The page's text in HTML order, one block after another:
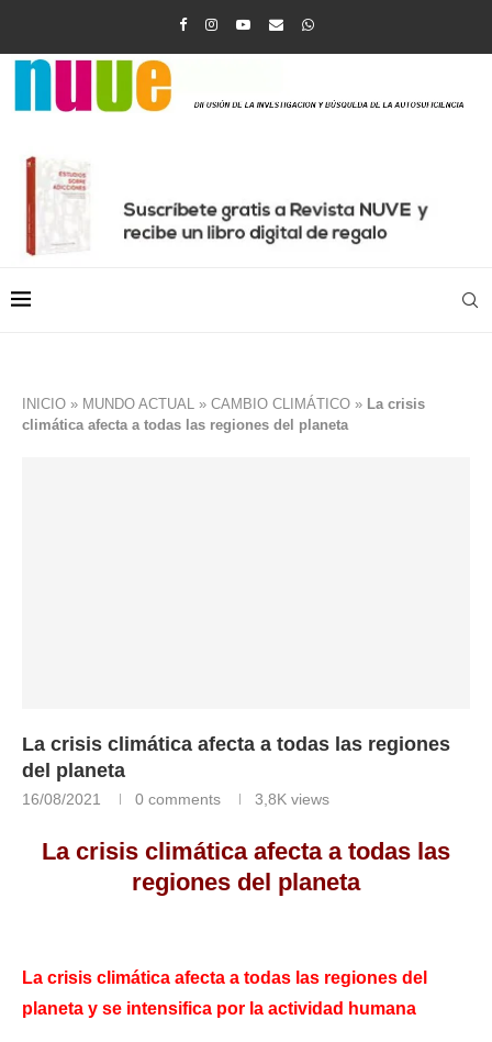
INICIO » MUNDO ACTUAL » CAMBIO CLIMÁTICO » La crisis
climática afecta a todas las regiones del planeta
La crisis climática afecta a todas las regiones
del planeta
16/08/2021 0 comments 3,8K views
La crisis climática afecta a todas las
regiones del planeta
La crisis climática afecta a todas las regiones del
planeta y se intensifica por la actividad humana